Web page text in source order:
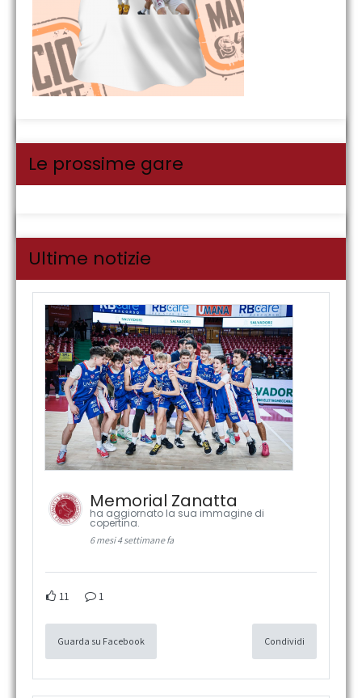
Le prossime gare
Ultime notizie
Memorial Zanatta
ha aggiornato la sua immagine di
copertina.
6 mesi 4 settimane fa
11 1
Guarda su Facebook Condividi